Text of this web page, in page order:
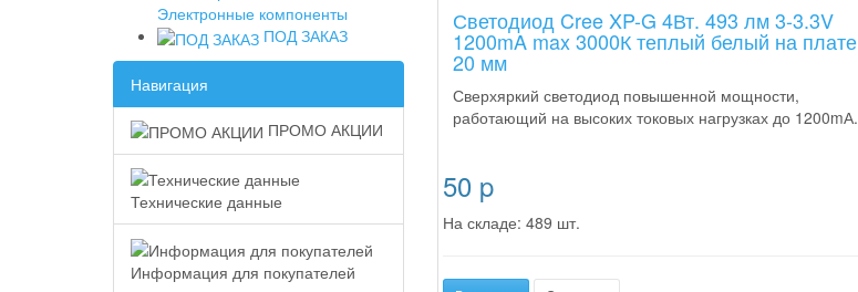
Электронные компоненты
ПОД ЗАКАЗ
Навигация
ПРОМО АКЦИИ
Технические данные
Информация для покупателей
Светодиод Cree XP-G 4Вт. 493 лм 3-3.3V
1200mA max 3000К теплый белый на плате
20 мм
Сверхяркий светодиод повышенной мощности,
работающий на высоких токовых нагрузках до 1200mА.
50 p
На складе: 489 шт.